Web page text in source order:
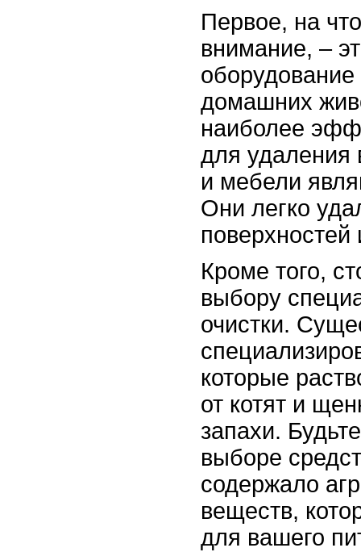
Первое, на
внимание, –
домашних
наиболее
для удаления
и мебели
Они легко
Кроме того,
выбору
очистки.
которые
от котят и
запахи.
выборе
содержало
веществ,
для вашего